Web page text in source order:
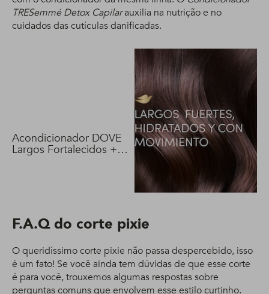
TRESemmé Detox Capilarauxilia na nutrição e no
cuidados das cutículas danificadas.
Acondicionador DOVE
Largos Fortalecidos +
F.A.Q do corte pixie
O queridíssimo corte pixie não passa despercebido, isso
é um fato! Se você ainda tem dúvidas de que esse corte
é para você, trouxemos algumas respostas sobre
perguntas comuns que envolvem esse estilo curtinho.